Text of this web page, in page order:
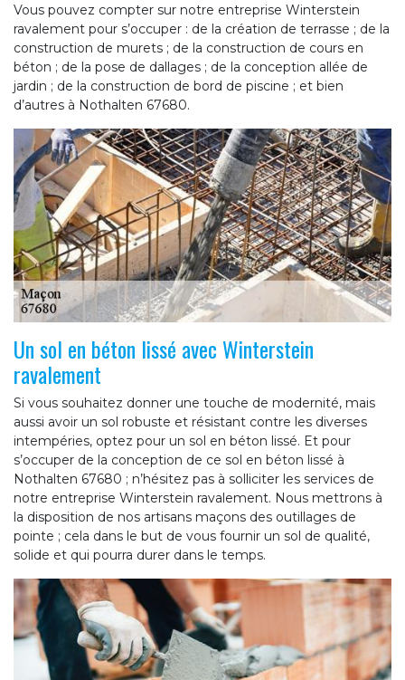
Vous pouvez compter sur notre entreprise Winterstein
ravalement pour s’occuper : de la création de terrasse ; de la
construction de murets ; de la construction de cours en
béton ; de la pose de dallages ; de la conception allée de
jardin ; de la construction de bord de piscine ; et bien
d’autres à Nothalten 67680.
Un sol en béton lissé avec Winterstein
ravalement
Si vous souhaitez donner une touche de modernité, mais
aussi avoir un sol robuste et résistant contre les diverses
intempéries, optez pour un sol en béton lissé. Et pour
s’occuper de la conception de ce sol en béton lissé à
Nothalten 67680 ; n’hésitez pas à solliciter les services de
notre entreprise Winterstein ravalement. Nous mettrons à
la disposition de nos artisans maçons des outillages de
pointe ; cela dans le but de vous fournir un sol de qualité,
solide et qui pourra durer dans le temps.